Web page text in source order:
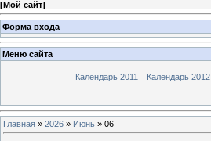
[Мой сайт]
Форма входа
Меню сайта
Календарь 2011 Календарь 2012
Главная » 2026 » Июнь » 06